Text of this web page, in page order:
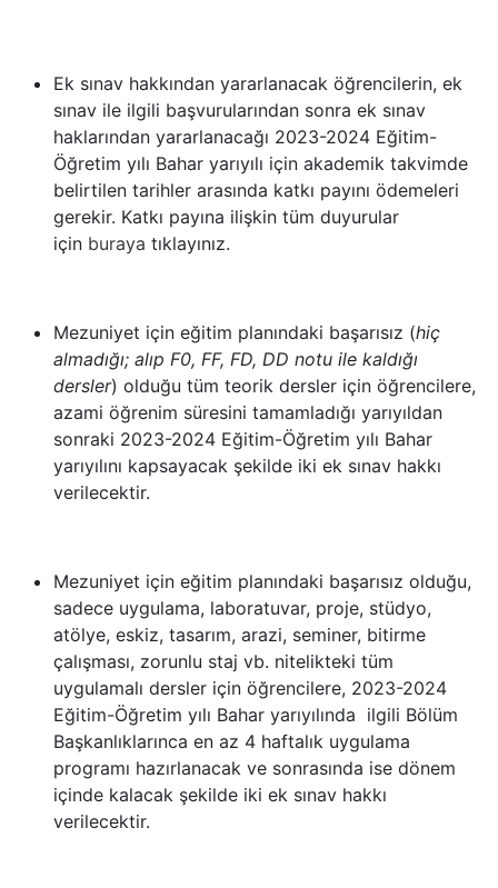
Ek sınav hakkından yararlanacak öğrencilerin, ek
sınav ile ilgili başvurularından sonra ek sınav
haklarından yararlanacağı 2023-2024 Eğitim-
Öğretim yılı Bahar yarıyılı için akademik takvimde
belirtilen tarihler arasında katkı payını ödemeleri
gerekir. Katkı payına ilişkin tüm duyurular
için buraya tıklayınız.
Mezuniyet için eğitim planındaki başarısız (hiç
almadığı; alıp F0, FF, FD, DD notu ile kaldığı
dersler) olduğu tüm teorik dersler için öğrencilere,
azami öğrenim süresini tamamladığı yarıyıldan
sonraki 2023-2024 Eğitim-Öğretim yılı Bahar
yarıyılını kapsayacak şekilde iki ek sınav hakkı
verilecektir.
Mezuniyet için eğitim planındaki başarısız olduğu,
sadece uygulama, laboratuvar, proje, stüdyo,
atölye, eskiz, tasarım, arazi, seminer, bitirme
çalışması, zorunlu staj vb. nitelikteki tüm
uygulamalı dersler için öğrencilere, 2023-2024
Eğitim-Öğretim yılı Bahar yarıyılında ilgili Bölüm
Başkanlıklarınca en az 4 haftalık uygulama
programı hazırlanacak ve sonrasında ise dönem
içinde kalacak şekilde iki ek sınav hakkı
verilecektir.